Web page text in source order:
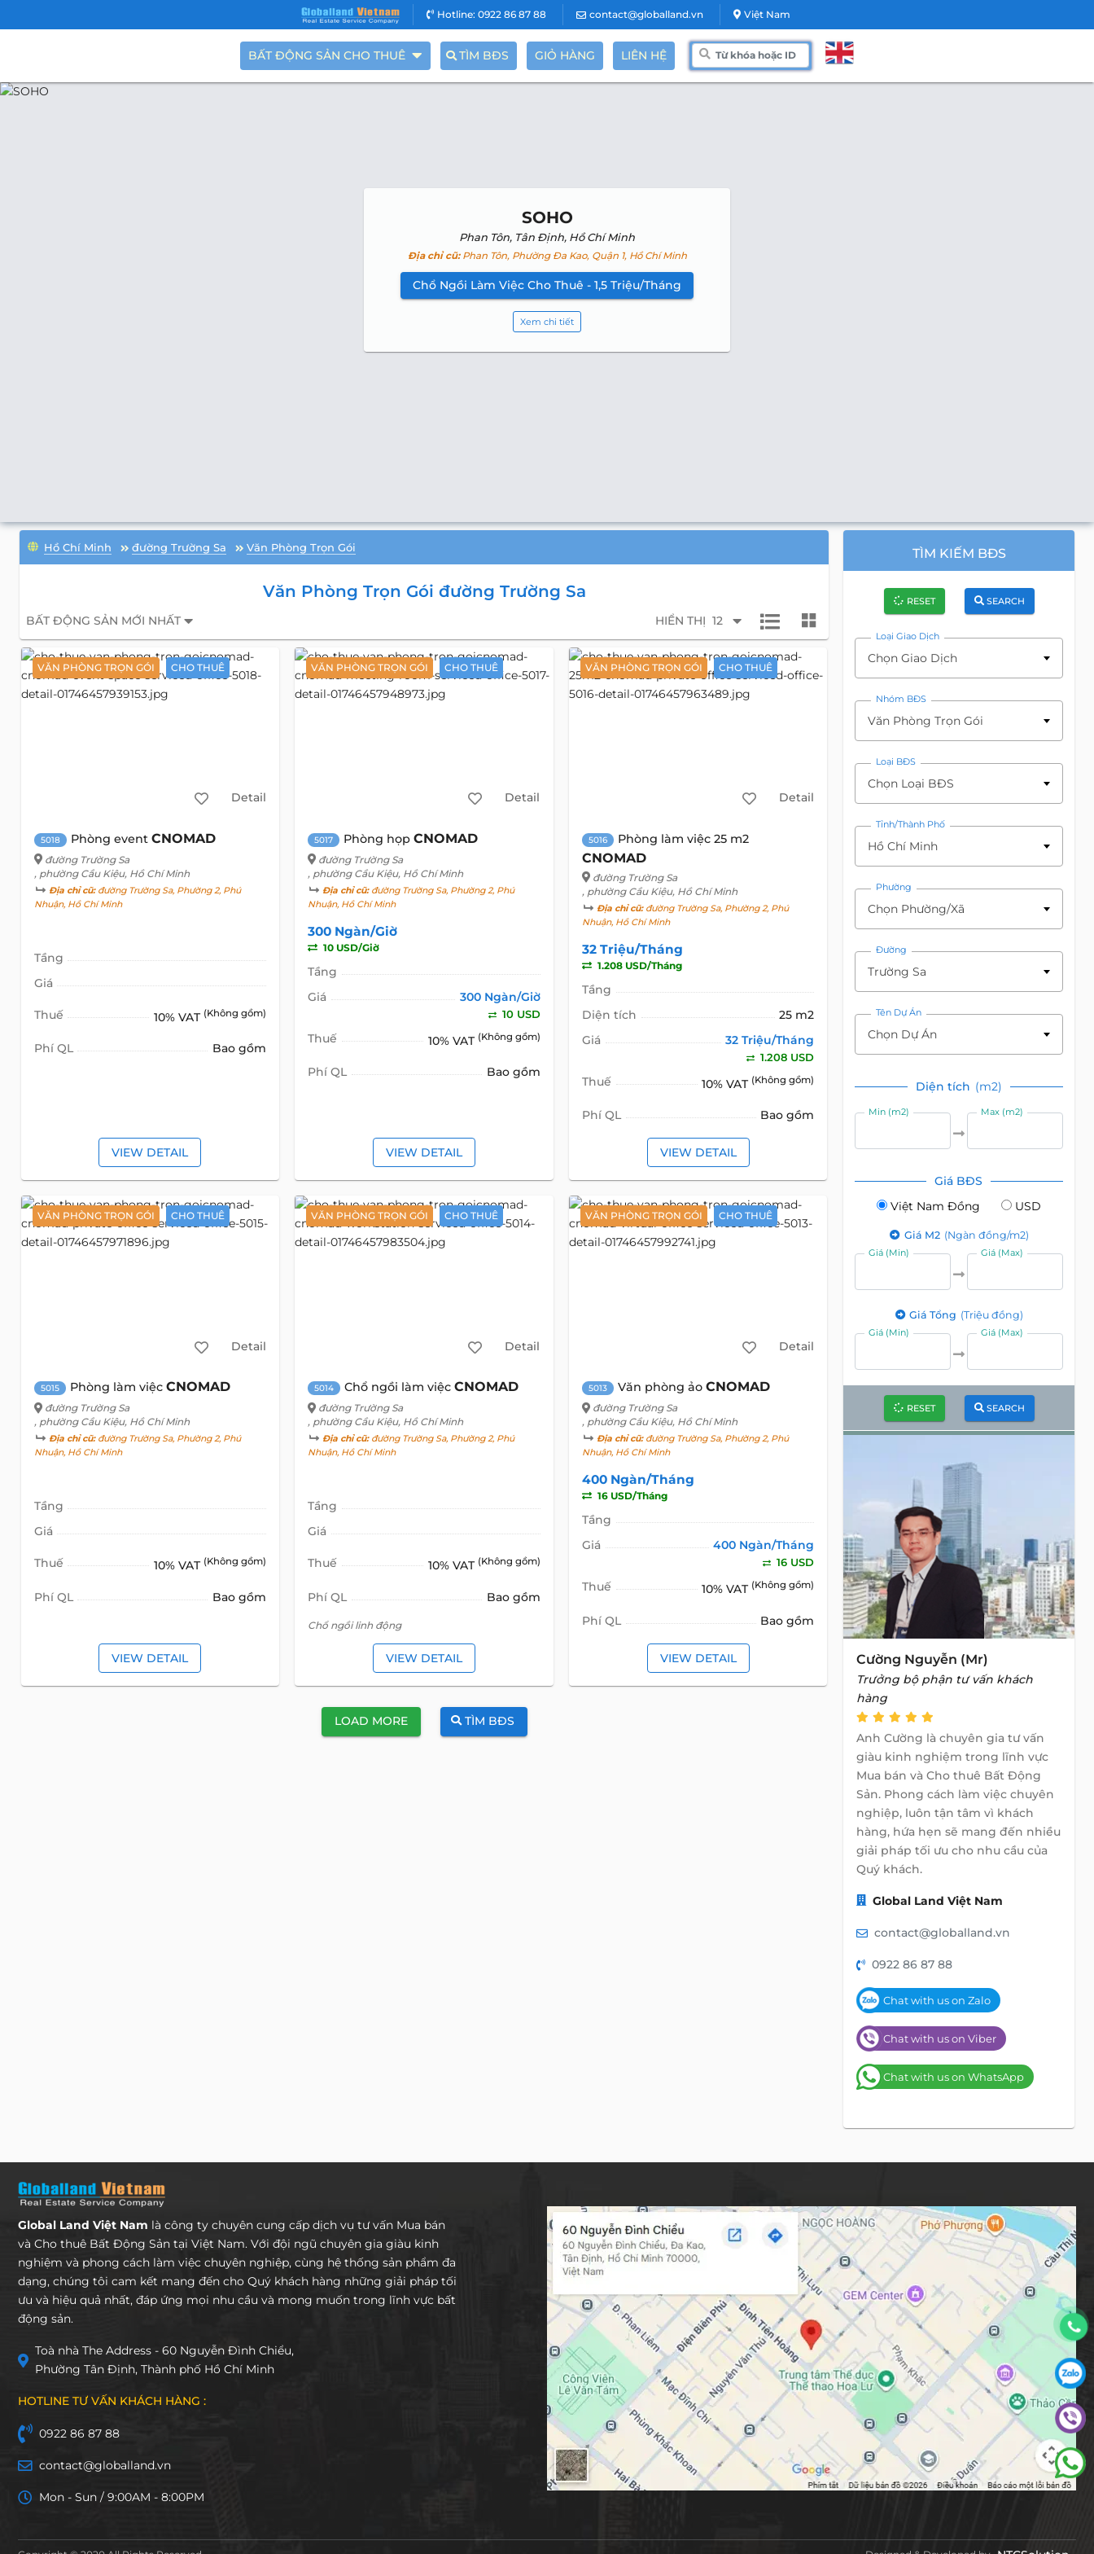
Hotline: 0922 86 87 88 contact@globalland.vn Việt Nam
BẤT ĐỘNG SẢN CHO THUÊ TÌM BĐS GIỎ HÀNG LIÊN HỆ
SOHO
Phan Tôn, Tân Định, Hồ Chí Minh
Địa chỉ cũ:Phan Tôn, Phường Đa Kao, Quận 1, Hồ Chí Minh
Chổ Ngồi Làm Việc Cho Thuê - 1,5 Triệu/Tháng
Xem chi tiết
Hồ Chí Minh đường Trường Sa Văn Phòng Trọn Gói
Văn Phòng Trọn Gói đường Trường Sa
BẤT ĐỘNG SẢN MỚI NHẤT HIỂN THỊ 12
VĂN PHÒNG TRỌN GÓI CHO THUÊ
Detail
5018 Phòng event CNOMAD
đường Trường Sa
, phường Cầu Kiệu, Hồ Chí Minh
Địa chỉ cũ:đường Trường Sa, Phường 2, Phú
Nhuận, Hồ Chí Minh
Tầng
Giá
Thuế 10% VAT (Không gồm)
Phí QL Bao gồm
VIEW DETAIL
VĂN PHÒNG TRỌN GÓI CHO THUÊ
Detail
5017 Phòng họpCNOMAD
đường Trường Sa
, phường Cầu Kiệu, Hồ Chí Minh
Địa chỉ cũ:đường Trường Sa, Phường 2, Phú
Nhuận, Hồ Chí Minh
300 Ngàn/Giờ
10 USD/Giờ
Tầng
Giá
300 Ngàn/Giờ
10 USD
Thuế 10% VAT (Không gồm)
Phí QL Bao gồm
VIEW DETAIL
VĂN PHÒNG TRỌN GÓI CHO THUÊ
Detail
5016 Phòng làm việc 25 m2
CNOMAD
đường Trường Sa
, phường Cầu Kiệu, Hồ Chí Minh
Địa chỉ cũ:đường Trường Sa, Phường 2, Phú
Nhuận, Hồ Chí Minh
32 Triệu/Tháng
1.208 USD/Tháng
Tầng
Diện tích
25 m2
Giá
32 Triệu/Tháng
1.208 USD
Thuế 10% VAT (Không gồm)
Phí QL Bao gồm
VIEW DETAIL
VĂN PHÒNG TRỌN GÓI CHO THUÊ
Detail
5015 Phòng làm việc CNOMAD
đường Trường Sa
, phường Cầu Kiệu, Hồ Chí Minh
Địa chỉ cũ:đường Trường Sa, Phường 2, Phú
Nhuận, Hồ Chí Minh
Tầng
Giá
Thuế 10% VAT (Không gồm)
Phí QL Bao gồm
VIEW DETAIL
VĂN PHÒNG TRỌN GÓI CHO THUÊ
Detail
5014 Chổ ngồi làm việcCNOMAD
đường Trường Sa
, phường Cầu Kiệu, Hồ Chí Minh
Địa chỉ cũ:đường Trường Sa, Phường 2, Phú
Nhuận, Hồ Chí Minh
Tầng
Giá
Thuế 10% VAT (Không gồm)
Phí QL Bao gồm
Chổ ngồi linh động
VIEW DETAIL
VĂN PHÒNG TRỌN GÓI CHO THUÊ
Detail
5013 Văn phòng ảo CNOMAD
đường Trường Sa
, phường Cầu Kiệu, Hồ Chí Minh
Địa chỉ cũ:đường Trường Sa, Phường 2, Phú
Nhuận, Hồ Chí Minh
400 Ngàn/Tháng
16 USD/Tháng
Tầng
Giá
400 Ngàn/Tháng
16 USD
Thuế 10% VAT (Không gồm)
Phí QL Bao gồm
VIEW DETAIL
LOAD MORE TÌM BĐS
TÌM KIẾM BĐS
RESET SEARCH
Loại Giao Dịch
Chọn Giao Dịch
Nhóm BĐS
Văn Phòng Trọn Gói
Loại BĐS
Chọn Loại BĐS
Tỉnh/Thành Phố
Hồ Chí Minh
Phường
Chọn Phường/Xã
Đường
Trường Sa
Tên Dự Án
Chọn Dự Án
Diện tích (m2)
Min (m2) Max (m2)
Giá BĐS
Việt Nam Đồng
USD
Giá M2 (Ngàn đồng/m2)
Giá (Min) Giá (Max)
Giá Tổng (Triệu đồng)
Giá (Min) Giá (Max)
RESET SEARCH
Cường Nguyễn (Mr)
Trưởng bộ phận tư vấn khách
hàng
Anh Cường là chuyên gia tư vấn
giàu kinh nghiệm trong lĩnh vực
Mua bán và Cho thuê Bất Động
Sản. Phong cách làm việc chuyên
nghiệp, luôn tận tâm vì khách
hàng, hứa hẹn sẽ mang đến nhiều
giải pháp tối ưu cho nhu cầu của
Quý khách.
Global Land Việt Nam
contact@globalland.vn
0922 86 87 88
Chat with us on Zalo
Chat with us on Viber
Chat with us on WhatsApp
Global Land Việt Nam là công ty chuyên cung cấp dịch vụ tư vấn Mua bán
và Cho thuê Bất Động Sản tại Việt Nam. Với đội ngũ chuyên gia giàu kinh
nghiệm và phong cách làm việc chuyên nghiệp, cùng hệ thống sản phẩm đa
dạng, chúng tôi cam kết mang đến cho Quý khách hàng những giải pháp tối
ưu và hiệu quả nhất, đáp ứng mọi nhu cầu và mong muốn trong lĩnh vực bất
động sản.
Toà nhà The Address - 60 Nguyễn Đình Chiểu,
Phường Tân Định, Thành phố Hồ Chí Minh
HOTLINE TƯ VẤN KHÁCH HÀNG :
0922 86 87 88
contact@globalland.vn
Mon - Sun / 9:00AM - 8:00PM